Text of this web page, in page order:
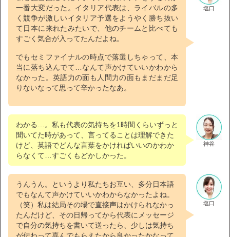
塩口
一番大変だった。イタリア代表は、ライバルの多
く競争が激しいイタリア予選をようやく勝ち抜い
て日本に来れたみたいで、他のチームと比べても
すごく気合が入ってたんだよね。
でもセミファイナルの時点で落選しちゃって、本
当に落ち込んでて…なんて声かけていいかわから
なかった。英語力の面も人間力の面もまだまだ足
りないなって思って辛かったなあ。
神谷
わかる…。私も代表の気持ちを1時間くらいずっと
聞いてた時があって、言ってることは理解できた
けど、英語でどんな言葉をかければいいのかわか
らなくて…すごくもどかしかった。
塩口
うんうん。というより私たちお互い、多分日本語
でもなんて声かけていいかわからなかったよね。
（笑）私は結局その場で直接声はかけられなかっ
たんだけど、その日帰ってから代表にメッセージ
で自分の気持ちを書いて送ったら、少しは気持ち